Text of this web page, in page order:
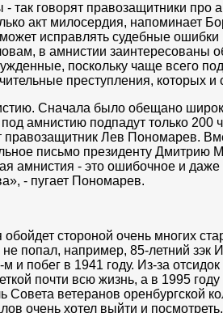
так говорят правозащитники про
акт милосердия, напоминает
исправлять судебные ошибки
в амнистии заинтересованы
поскольку чаще всего
преступления, которых и
Сначала было обещано
амнистию подпадут только 200
правозащитник Лев Пономарев.
письмо президенту Дмитрию
амнистия - это ошибочное и
- пугает Пономарев.
стороной очень многих
попал, например, 85-летний зэк
и побег в 1941 году. Из-за
почти всю жизнь, а в 1995
Совета ветеранов оренбургской
очень хотел выйти и